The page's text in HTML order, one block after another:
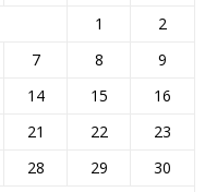
1
2
7 8
9
14 15
16
21 22
23
28 29
30